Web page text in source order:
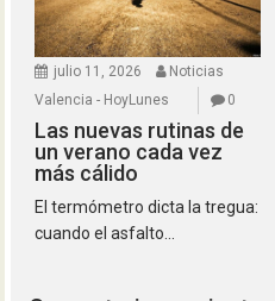
julio 11, 2026
Noticias
Valencia - HoyLunes
0
Las nuevas rutinas de
un verano cada vez
más cálido
El termómetro dicta la tregua:
cuando el asfalto...